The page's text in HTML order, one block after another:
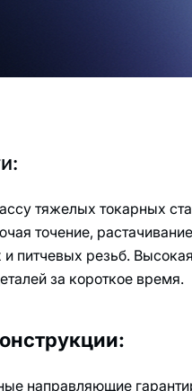
тяжелых токарных
точение,
резьб.
за короткое время.
направляющие